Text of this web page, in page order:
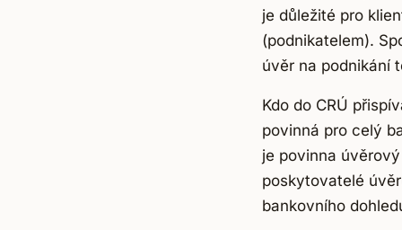
je důležité pro
(podnikatelem).
úvěr na podnikání
Kdo do CRÚ
povinná pro celý
je povinna
poskytovatelé
bankovního